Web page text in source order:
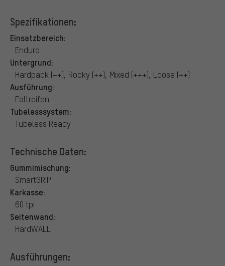
Spezifikationen:
Einsatzbereich:
Enduro
Untergrund:
Hardpack (++), Rocky (++), Mixed (+++), Loose (++)
Ausführung:
Faltreifen
Tubelesssystem:
Tubeless Ready
Technische Daten:
Gummimischung:
SmartGRIP
Karkasse:
60 tpi
Seitenwand:
HardWALL
Ausführungen: